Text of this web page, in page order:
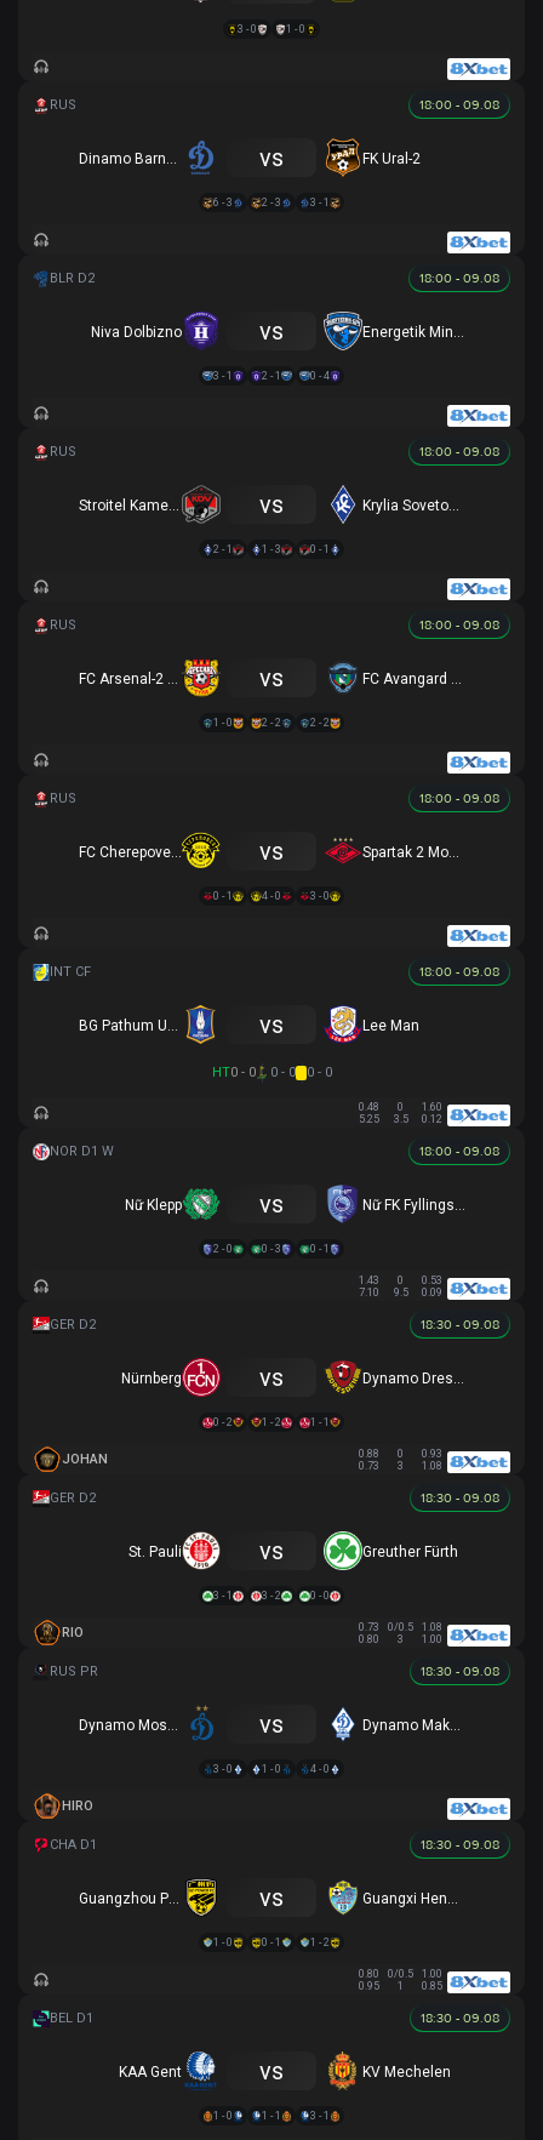
3 - 0 1 - 0
18:00 - 09.08
vs FK Ural-2
6 - 3 2 - 3 3 - 1
18:00 - 09.08
Niva Dolbizno vs
3 - 1 2 - 1 0 - 4
18:00 - 09.08
Stroitel Kamensk vs Krylia Sovetov-2
2 - 1 1 - 3 0 - 1
18:00 - 09.08
vs
1 - 0 2 - 2 2 - 2
18:00 - 09.08
FC Cherepovets vs Spartak 2 Moscow
0 - 1 4 - 0 3 - 0
18:00 - 09.08
vs Lee Man
HT0 - 0 0 - 0 0 - 0
0.48 0
1.60
5.25
3.5 0.12
18:00 - 09.08
Nữ Klepp vs
2 - 0 0 - 3 0 - 1
1.43 0
0.53
7.10
9.5 0.09
18:30 - 09.08
Nürnberg vs
0 - 2 1 - 2 1 - 1
JOHAN 0.88 0
0.93
0.73
3 1.08
18:30 - 09.08
St. Pauli vs Greuther Fürth
3 - 1 3 - 2 0 - 0
RIO 0.73 0/0.5
1.08
0.80
3 1.00
18:30 - 09.08
vs Dynamo Makhachkala
3 - 0 1 - 0 4 - 0
HIRO
18:30 - 09.08
Guangzhou Power vs
1 - 0 0 - 1 1 - 2
0.80 0/0.5
1.00
0.95
1 0.85
18:30 - 09.08
KAA Gent vs KV Mechelen
1 - 0 1 - 1 3 - 1